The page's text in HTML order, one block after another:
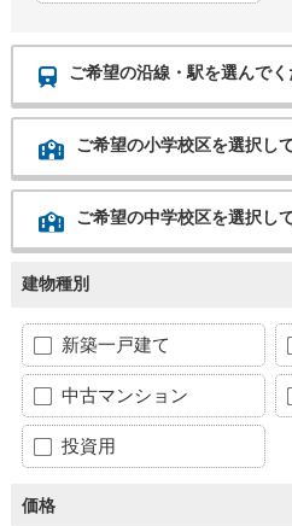
ご希望の沿線・駅を選んで
ご希望の小学校区を選択し
ご希望の中学校区を選択し
建物種別
新築一戸建て
中古マンション
投資用
価格